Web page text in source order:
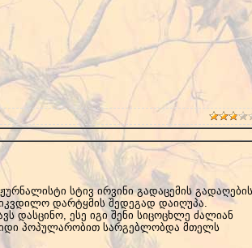
სტივ ირვინი გადაცემის გადაღების
დარტყმის შედეგად დაიღუპა.
დასცინო, ესე იგი შენი სიცოცხლე ძალიან
პოპულარობით სარგებლობდა მთელს